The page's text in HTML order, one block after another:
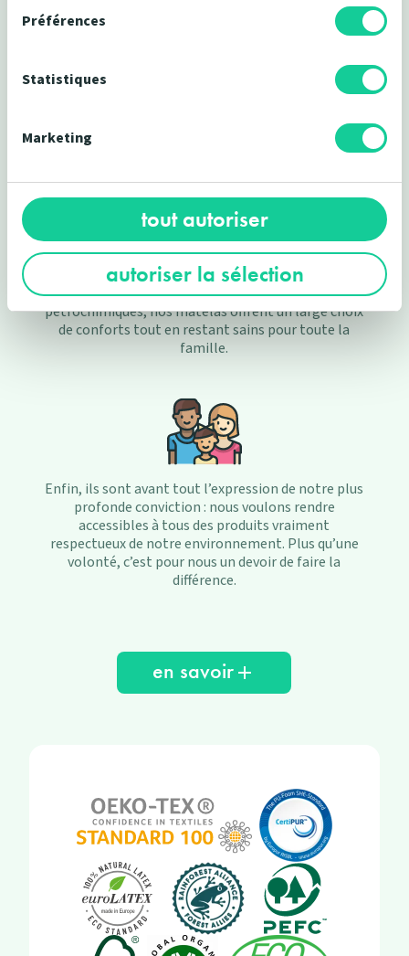
Préférences
Statistiques
Marketing
tout autoriser
autoriser la sélection
toxiques pour la santé humaine. Grâce à une
rigoureuse batterie de contrôles, tous nos articles
Composés de matériaux 100% naturels comme la
laine vierge, le chanvre, notre latex naturel, ou
encore de l'huile de soja en lieu et place d'additifs
pétrochimiques, nos matelas offrent un large choix
de conforts tout en restant sains pour toute la
famille.
Enfin, ils sont avant tout l’expression de notre plus
profonde conviction : nous voulons rendre
accessibles à tous des produits vraiment
respectueux de notre environnement. Plus qu’une
volonté, c’est pour nous un devoir de faire la
différence.
en savoir add